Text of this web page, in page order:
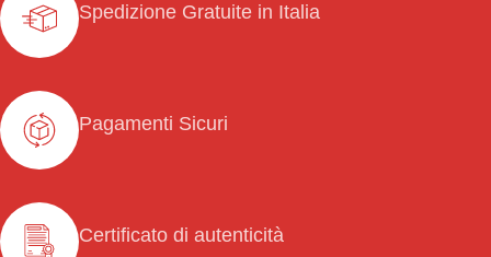
Spedizione Gratuite in Italia
Pagamenti Sicuri
Certificato di autenticità